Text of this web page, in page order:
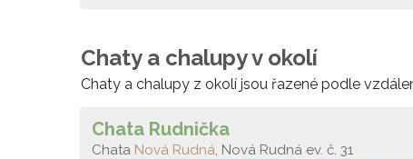
Chaty a chalupy v okolí
Chaty a chalupy z okolí jsou řazené podle
Chata Rudnička
Chata Nová Rudná, Nová Rudná ev. č. 31